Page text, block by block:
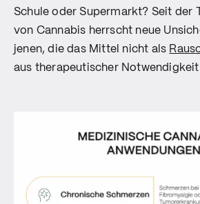
Schule oder Supermarkt? Seit der
von Cannabis herrscht neue
jenen, die das Mittel nicht als
aus therapeutischer Notwendigkeit